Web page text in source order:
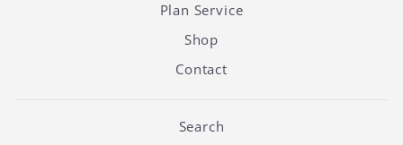
Plan Service
Shop
Contact
Search